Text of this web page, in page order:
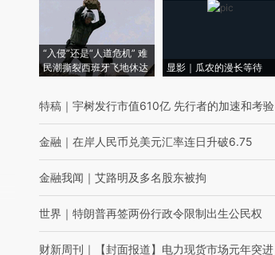
“入侵”还是“人道危机” 难
民潮撕裂西班牙飞地休达
显影｜瓜农的漫长等待
特稿 ｜ 宇树发行市值610亿 先行者的加速和考验
金融 ｜ 在岸人民币兑美元汇率连日升破6.75
金融我闻 ｜ 艾路明及多名股东被拘
世界 ｜ 特朗普再签两份行政令限制出生公民权
财新周刊 ｜ 【封面报道】电力现货市场元年突进